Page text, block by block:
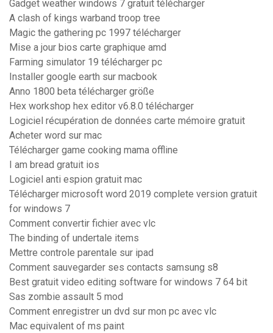
Gadget weather windows 7 gratuit télécharger
A clash of kings warband troop tree
Magic the gathering pc 1997 télécharger
Mise a jour bios carte graphique amd
Farming simulator 19 télécharger pc
Installer google earth sur macbook
Anno 1800 beta télécharger größe
Hex workshop hex editor v6.8.0 télécharger
Logiciel récupération de données carte mémoire gratuit
Acheter word sur mac
Télécharger game cooking mama offline
I am bread gratuit ios
Logiciel anti espion gratuit mac
Télécharger microsoft word 2019 complete version gratuit
for windows 7
Comment convertir fichier avec vlc
The binding of undertale items
Mettre controle parentale sur ipad
Comment sauvegarder ses contacts samsung s8
Best gratuit video editing software for windows 7 64 bit
Sas zombie assault 5 mod
Comment enregistrer un dvd sur mon pc avec vlc
Mac equivalent of ms paint